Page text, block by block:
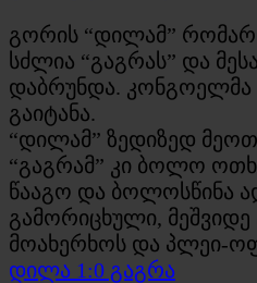
გორის “დილამ”
სძლია “გაგრას” და
დაბრუნდა. კონგოელმა
გაიტანა.
“დილამ” ზედიზედ
“გაგრამ” კი ბოლო ოთხ
წააგო და ბოლოსწინა
გამორიცხული,
მოახერხოს და პლეი-
დილა 1:0 გაგრა